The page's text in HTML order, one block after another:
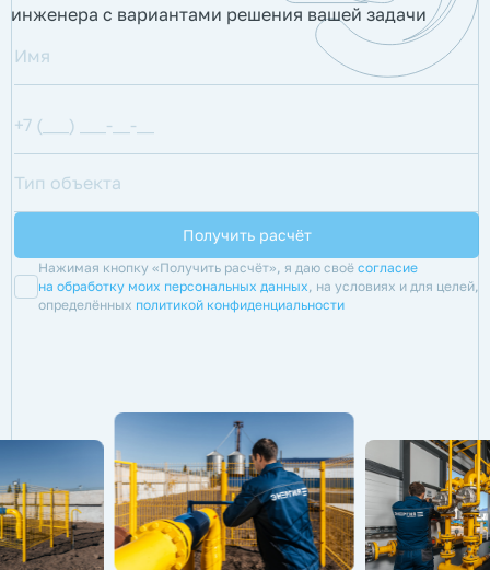
инженера с вариантами решения вашей задачи
Нажимая кнопку «Получить расчёт», я даю своё согласие
на обработку моих персональных данных, на условиях и для целей,
определённых политикой конфиденциальности